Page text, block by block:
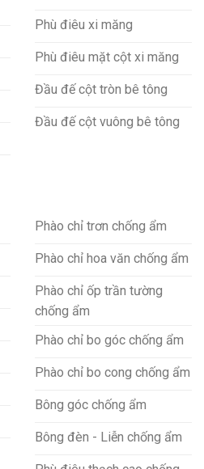
Phù điêu xi măng
Phù điêu mặt cột xi măng
Đầu đế cột tròn bê tông
Đầu đế cột vuông bê tông
Phào chỉ trơn chống ẩm
Phào chỉ hoa văn chống ẩm
Phào chỉ ốp trần tường
chống ẩm
Phào chỉ bo góc chống ẩm
Phào chỉ bo cong chống ẩm
Bông góc chống ẩm
Bông đèn - Liễn chống ẩm